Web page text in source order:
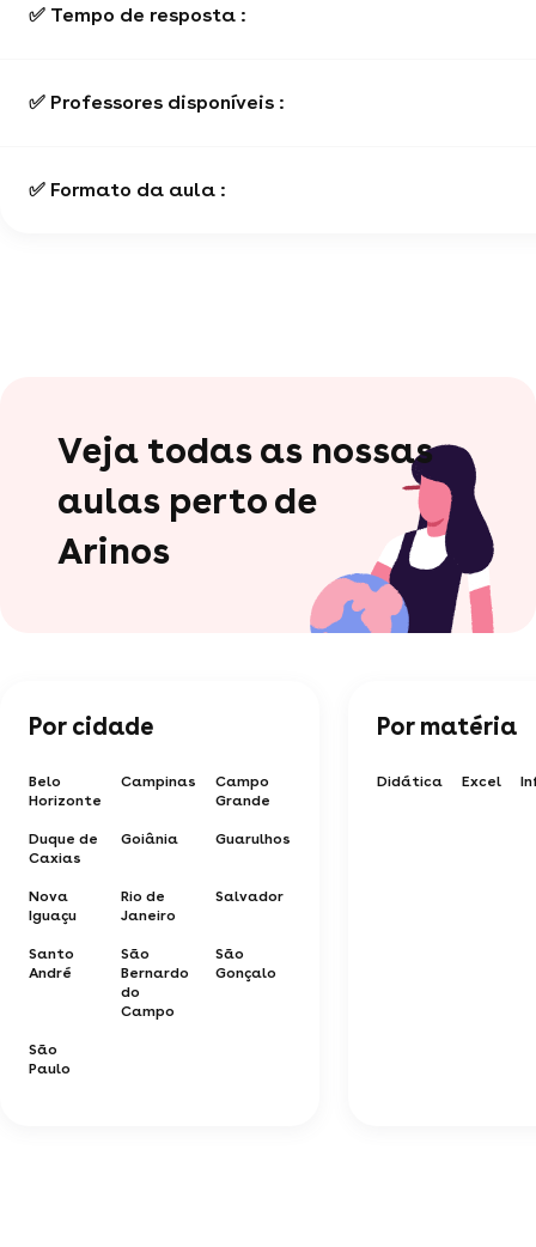
✅ Tempo de resposta :
✅ Professores disponíveis :
✅ Formato da aula :
Veja todas as nossas
aulas perto de
Arinos
Por cidade
Belo
Horizonte
Campinas
Campo
Grande
Duque de
Caxias
Goiânia Guarulhos
Nova
Iguaçu
Rio de
Janeiro
Salvador
Santo
André
São
Bernardo
do
Campo
São
Gonçalo
São
Paulo
Por matéria
Didática Excel